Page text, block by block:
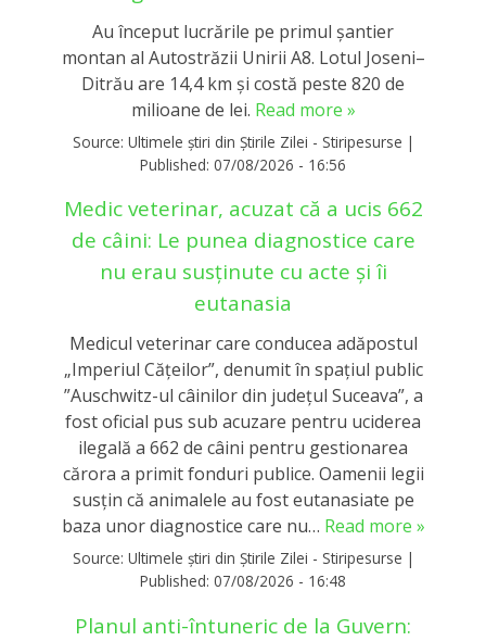
Au început lucrările pe primul șantier
montan al Autostrăzii Unirii A8. Lotul Joseni–
Ditrău are 14,4 km și costă peste 820 de
milioane de lei. Read more »
Source: Ultimele știri din Știrile Zilei - Stiripesurse |
Published: 07/08/2026 - 16:56
Medic veterinar, acuzat că a ucis 662
de câini: Le punea diagnostice care
nu erau susținute cu acte și îi
eutanasia
Medicul veterinar care conducea adăpostul
„Imperiul Căţeilor”, denumit în spaţiul public
”Auschwitz-ul câinilor din judeţul Suceava”, a
fost oficial pus sub acuzare pentru uciderea
ilegală a 662 de câini pentru gestionarea
cărora a primit fonduri publice. Oamenii legii
susțin că animalele au fost eutanasiate pe
baza unor diagnostice care nu… Read more »
Source: Ultimele știri din Știrile Zilei - Stiripesurse |
Published: 07/08/2026 - 16:48
Planul anti-întuneric de la Guvern: